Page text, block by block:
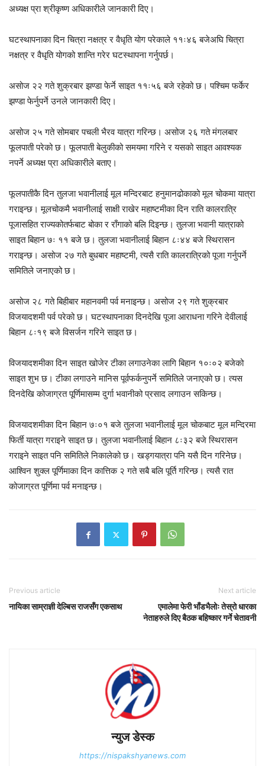
अध्यक्ष प्रा श्रीकृष्ण अधिकारीले जानकारी दिए।
घटस्थापनाका दिन चित्रा नक्षत्र र वैधृति योग परेकाले ११ः४६ बजेअघि चित्रा
नक्षत्र र वैधृति योगको शान्ति गरेर घटस्थापना गर्नुपर्छ।
असोज २२ गते शुक्रबार झण्डा फेर्ने साइत ११ः५६ बजे रहेको छ। पश्चिम फर्केर
झण्डा फेर्नुपर्ने उनले जानकारी दिए।
असोज २५ गते सोमबार पचली भैरव यात्रा गरिन्छ। असोज २६ गते मंगलबार
फूलपाती परेको छ। फूलपाती बेलुकीको समयमा गरिने र यसको साइत आवश्यक
नपर्ने अध्यक्ष प्रा अधिकारीले बताए।
फूलपातीकै दिन तुलजा भवानीलाई मूल मन्दिरबाट हनुमानढोकाको मूल चोकमा यात्रा
गराइन्छ। मूलचोकमै भवानीलाई साक्षी राखेर महाष्टमीका दिन राति कालरात्रि
पूजासहित राज्यकोतर्फबाट बोका र राँगाको बलि दिइन्छ। तुलजा भवानी यात्राको
साइत बिहान ७ः ११ बजे छ। तुलजा भवानीलाई बिहान ८ः४४ बजे स्थिरासन
गराइन्छ। असोज २७ गते बुधबार महाष्टमी, त्यसै राति कालरात्रिको पूजा गर्नुपर्ने
समितिले जनाएको छ।
असोज २८ गते बिहीबार महानवमी पर्व मनाइन्छ। असोज २९ गते शुक्रबार
विजयादशमी पर्व परेको छ। घटस्थापनाका दिनदेखि पूजा आराधना गरिने देवीलाई
बिहान ८ः१९ बजे विसर्जन गरिने साइत छ।
विजयादशमीका दिन साइत खोजेर टीका लगाउनेका लागि बिहान १०ः०२ बजेको
साइत शुभ छ। टीका लगाउने मानिस पूर्वफर्कनुपर्ने समितिले जनाएको छ। त्यस
दिनदेखि कोजाग्रत पूर्णिमासम्म दुर्गा भवानीको प्रसाद लगाउन सकिन्छ।
विजयादशमीका दिन बिहान ७ः०१ बजे तुलजा भवानीलाई मूल चोकबाट मूल मन्दिरमा
फिर्ती यात्रा गराइने साइत छ। तुलजा भवानीलाई बिहान ८ः३२ बजे स्थिरासन
गराइने साइत पनि समितिले निकालेको छ। खड्गयात्रा पनि यसै दिन गरिनेछ।
आश्विन शुक्ल पूर्णिमाका दिन कात्तिक २ गते सबै बलि पूर्ति गरिन्छ। त्यसै रात
कोजाग्रत पूर्णिमा पर्व मनाइन्छ।
Previous article
नायिका साम्राज्ञी देल्बिस राजसँग एकसाथ
Next article
एमालेमा फेरी भाँडभैलोः तेस्रो धारका
नेताहरुले दिए बैठक बहिष्कार गर्ने चेतावनी
न्युज डेस्क
https://nispakshyanews.com